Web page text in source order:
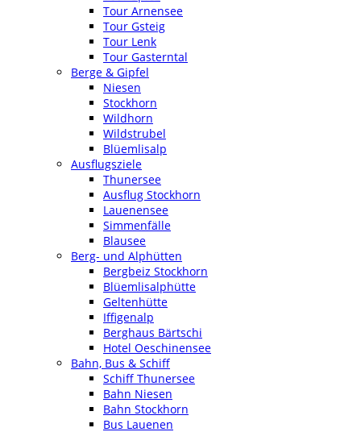
Tour Arnensee
Tour Gsteig
Tour Lenk
Tour Gasterntal
Berge & Gipfel
Niesen
Stockhorn
Wildhorn
Wildstrubel
Blüemlisalp
Ausflugsziele
Thunersee
Ausflug Stockhorn
Lauenensee
Simmenfälle
Blausee
Berg- und Alphütten
Bergbeiz Stockhorn
Blüemlisalphütte
Geltenhütte
Iffigenalp
Berghaus Bärtschi
Hotel Oeschinensee
Bahn, Bus & Schiff
Schiff Thunersee
Bahn Niesen
Bahn Stockhorn
Bus Lauenen